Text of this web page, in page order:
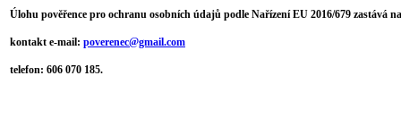
Úlohu pověřence pro ochranu osobních údajů podle Nařízení EU 2016/679 zastává
kontakt e-mail: poverenec@gmail.com
telefon: 606 070 185.